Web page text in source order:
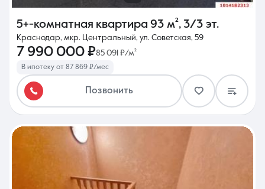
5+-комнатная квартира 93 м², 3/3 эт.
Краснодар, мкр. Центральный, ул. Советская, 59
7 990 000 ₽85 091 ₽/м²
В ипотеку от 87 869 ₽/мес
Позвонить